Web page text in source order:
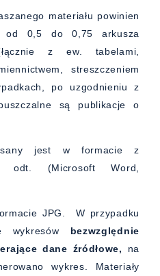
materiału powinien
od 0,5 do 0,75 arkusza
z ew. tabelami,
streszczeniem
po uzgodnieniu z
są publikacje o
jest w formacie z
odt. (Microsoft Word,
JPG. W przypadku
wykresów bezwzględnie
dane źródłowe, na
wykres. Materiały